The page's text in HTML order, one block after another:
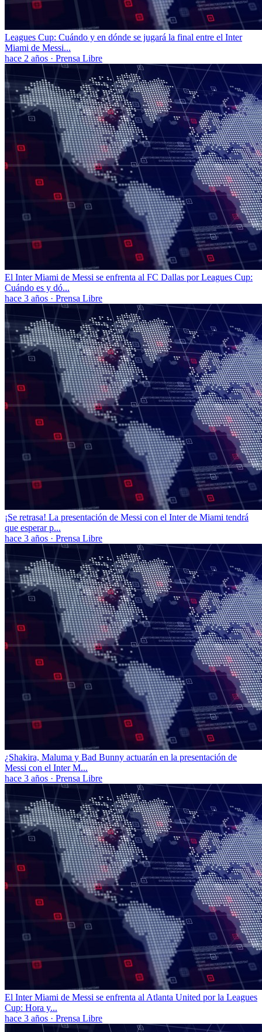
Leagues Cup: Cuándo y en dónde se jugará la final entre el Inter
Miami de Messi...
hace 2 años · Prensa Libre
El Inter Miami de Messi se enfrenta al FC Dallas por Leagues Cup:
Cuándo es y dó...
hace 3 años · Prensa Libre
¡Se retrasa! La presentación de Messi con el Inter de Miami tendrá
que esperar p...
hace 3 años · Prensa Libre
¿Shakira, Maluma y Bad Bunny actuarán en la presentación de
Messi con el Inter M...
hace 3 años · Prensa Libre
El Inter Miami de Messi se enfrenta al Atlanta United por la Leagues
Cup: Hora y...
hace 3 años · Prensa Libre